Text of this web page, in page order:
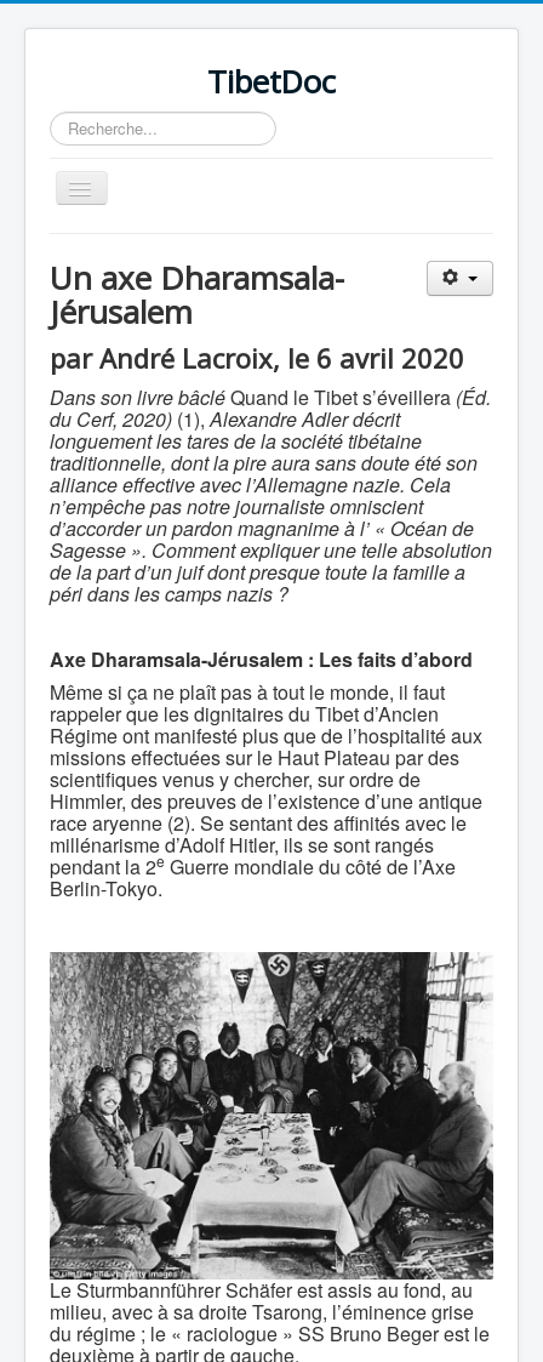
TibetDoc
Rechercher
Basculer
la
Un axe Dharamsala-
Jérusalem
par André Lacroix, le 6 avril 2020
Dans son livre bâcléQuand le Tibet s’éveillera (Éd.
du Cerf, 2020) (1),Alexandre Adler décrit
longuement les tares de la société tibétaine
traditionnelle, dont la pire aura sans doute été son
alliance effective avec l’Allemagne nazie. Cela
n’empêche pas notre journaliste omniscient
d’accorder un pardon magnanime à l’ « Océan de
Sagesse ». Comment expliquer une telle absolution
de la part d’un juif dont presque toute la famille a
péri dans les camps nazis ?
Axe Dharamsala-Jérusalem : Les faits d’abord
Même si ça ne plaît pas à tout le monde, il faut
rappeler que les dignitaires du Tibet d’Ancien
Régime ont manifesté plus que de l’hospitalité aux
missions effectuées sur le Haut Plateau par des
scientifiques venus y chercher, sur ordre de
Himmler, des preuves de l’existence d’une antique
race aryenne (2). Se sentant des affinités avec le
millénarisme d’Adolf Hitler, ils se sont rangés
pendant la 2e Guerre mondiale du côté de l’Axe
Berlin-Tokyo.
Le Sturmbannführer Schäfer est assis au fond, au
milieu, avec à sa droite Tsarong, l’éminence grise
du régime ; le « raciologue » SS Bruno Beger est le
deuxième à partir de gauche.